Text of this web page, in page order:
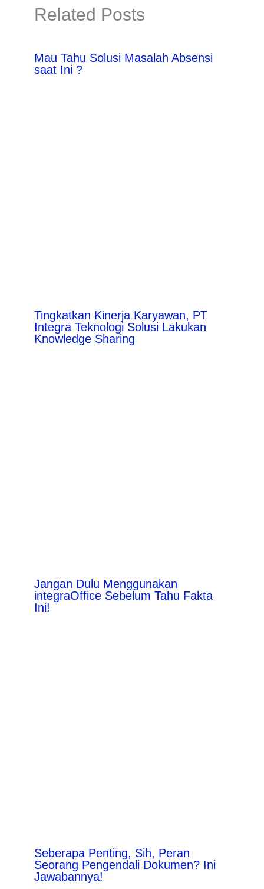
Related Posts
Mau Tahu Solusi Masalah Absensi
saat Ini ?
Tingkatkan Kinerja Karyawan, PT
Integra Teknologi Solusi Lakukan
Knowledge Sharing
Jangan Dulu Menggunakan
integraOffice Sebelum Tahu Fakta
Ini!
Seberapa Penting, Sih, Peran
Seorang Pengendali Dokumen? Ini
Jawabannya!